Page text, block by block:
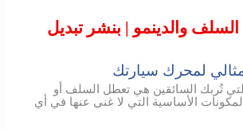
والدينمو | بنشر تبديل
لمحرك سيارتك
تُربك السائقين هي تعطل السلف أو
الأساسية التي لا غنى عنها في أي